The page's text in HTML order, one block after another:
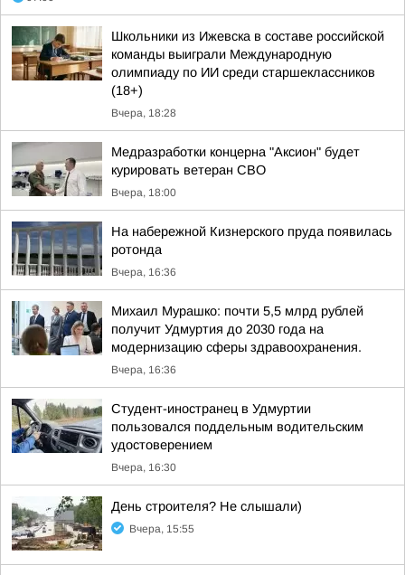
Школьники из Ижевска в составе российской
команды выиграли Международную
олимпиаду по ИИ среди старшеклассников
(18+)
Вчера, 18:28
Медразработки концерна "Аксион" будет
курировать ветеран СВО
Вчера, 18:00
На набережной Кизнерского пруда появилась
ротонда
Вчера, 16:36
Михаил Мурашко: почти 5,5 млрд рублей
получит Удмуртия до 2030 года на
модернизацию сферы здравоохранения.
Вчера, 16:36
Студент-иностранец в Удмуртии
пользовался поддельным водительским
удостоверением
Вчера, 16:30
День строителя? Не слышали)
Вчера, 15:55